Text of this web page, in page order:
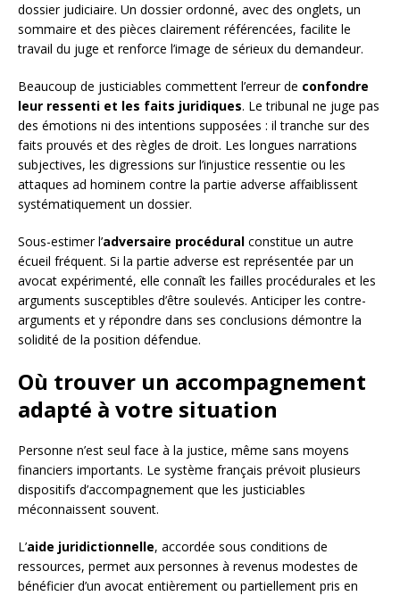
dossier judiciaire. Un dossier ordonné, avec des onglets, un
sommaire et des pièces clairement référencées, facilite le
travail du juge et renforce l’image de sérieux du demandeur.
Beaucoup de justiciables commettent l’erreur de confondre
leur ressenti et les faits juridiques. Le tribunal ne juge pas
des émotions ni des intentions supposées : il tranche sur des
faits prouvés et des règles de droit. Les longues narrations
subjectives, les digressions sur l’injustice ressentie ou les
attaques ad hominem contre la partie adverse affaiblissent
systématiquement un dossier.
Sous-estimer l’adversaire procédural constitue un autre
écueil fréquent. Si la partie adverse est représentée par un
avocat expérimenté, elle connaît les failles procédurales et les
arguments susceptibles d’être soulevés. Anticiper les contre-
arguments et y répondre dans ses conclusions démontre la
solidité de la position défendue.
Où trouver un accompagnement
adapté à votre situation
Personne n’est seul face à la justice, même sans moyens
financiers importants. Le système français prévoit plusieurs
dispositifs d’accompagnement que les justiciables
méconnaissent souvent.
L’aide juridictionnelle, accordée sous conditions de
ressources, permet aux personnes à revenus modestes de
bénéficier d’un avocat entièrement ou partiellement pris en